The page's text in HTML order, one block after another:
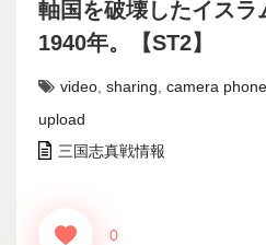
軸国を破壊したイスラ
1940年。【ST2】
video sharing camera phone
upload
三国志真戦情報
0